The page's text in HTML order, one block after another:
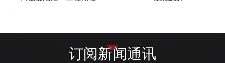
订阅新闻通讯